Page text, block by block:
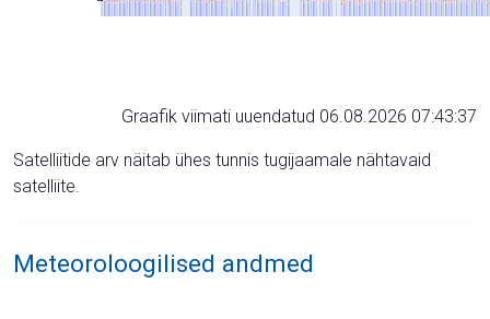
Graafik viimati uuendatud 06.08.2026 07:43:37
Satelliitide arv näitab ühes tunnis tugijaamale nähtavaid
satelliite.
Meteoroloogilised andmed